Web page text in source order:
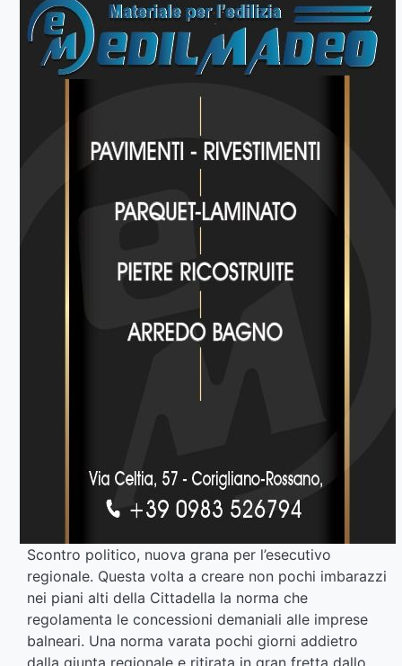
Scontro politico, nuova grana per l’esecutivo
regionale. Questa volta a creare non pochi imbarazzi
nei piani alti della Cittadella la norma che
regolamenta le concessioni demaniali alle imprese
balneari. Una norma varata pochi giorni addietro